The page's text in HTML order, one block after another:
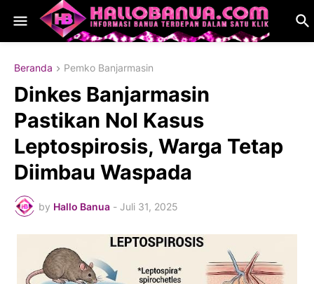
Beranda Pemko Banjarmasin
​Dinkes Banjarmasin
Pastikan Nol Kasus
Leptospirosis, Warga Tetap
Diimbau Waspada
by Hallo Banua - Juli 31, 2025